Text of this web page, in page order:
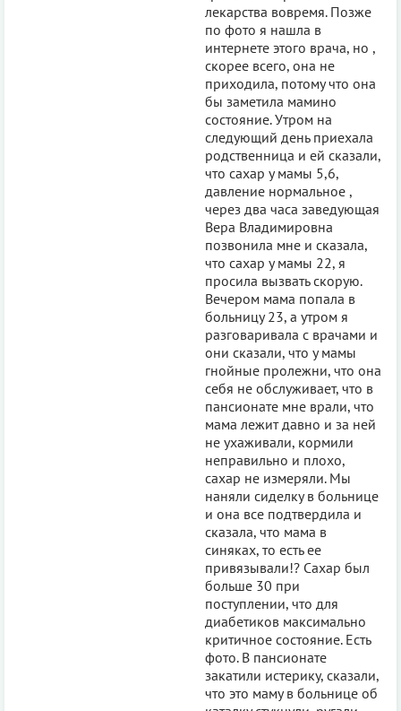
лекарства вовремя. Позже
по фото я нашла в
интернете этого врача, но ,
скорее всего, она не
приходила, потому что она
бы заметила мамино
состояние. Утром на
следующий день приехала
родственница и ей сказали,
что сахар у мамы 5,6,
давление нормальное ,
через два часа заведующая
Вера Владимировна
позвонила мне и сказала,
что сахар у мамы 22, я
просила вызвать скорую.
Вечером мама попала в
больницу 23, а утром я
разговаривала с врачами и
они сказали, что у мамы
гнойные пролежни, что она
себя не обслуживает, что в
пансионате мне врали, что
мама лежит давно и за ней
не ухаживали, кормили
неправильно и плохо,
сахар не измеряли. Мы
наняли сиделку в больнице
и она все подтвердила и
сказала, что мама в
синяках, то есть ее
привязывали!? Сахар был
больше 30 при
поступлении, что для
диабетиков максимально
критичное состояние. Есть
фото. В пансионате
закатили истерику, сказали,
что это маму в больнице об